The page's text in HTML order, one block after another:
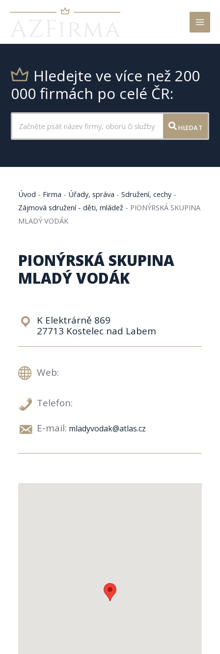
Hledejte ve více než 200
000 firmách po celé ČR:
HLEDAT
Úvod - Firma - Úřady, správa -Sdružení, cechy-
Zájmová sdružení - děti, mládež - PIONÝRSKÁ SKUPINA
MLADÝ VODÁK
PIONÝRSKÁ SKUPINA
MLADÝ VODÁK
K Elektrárně 869
27713 Kostelec nad Labem
Web:
Telefon:
E-mail: mladyvodak@atlas.cz